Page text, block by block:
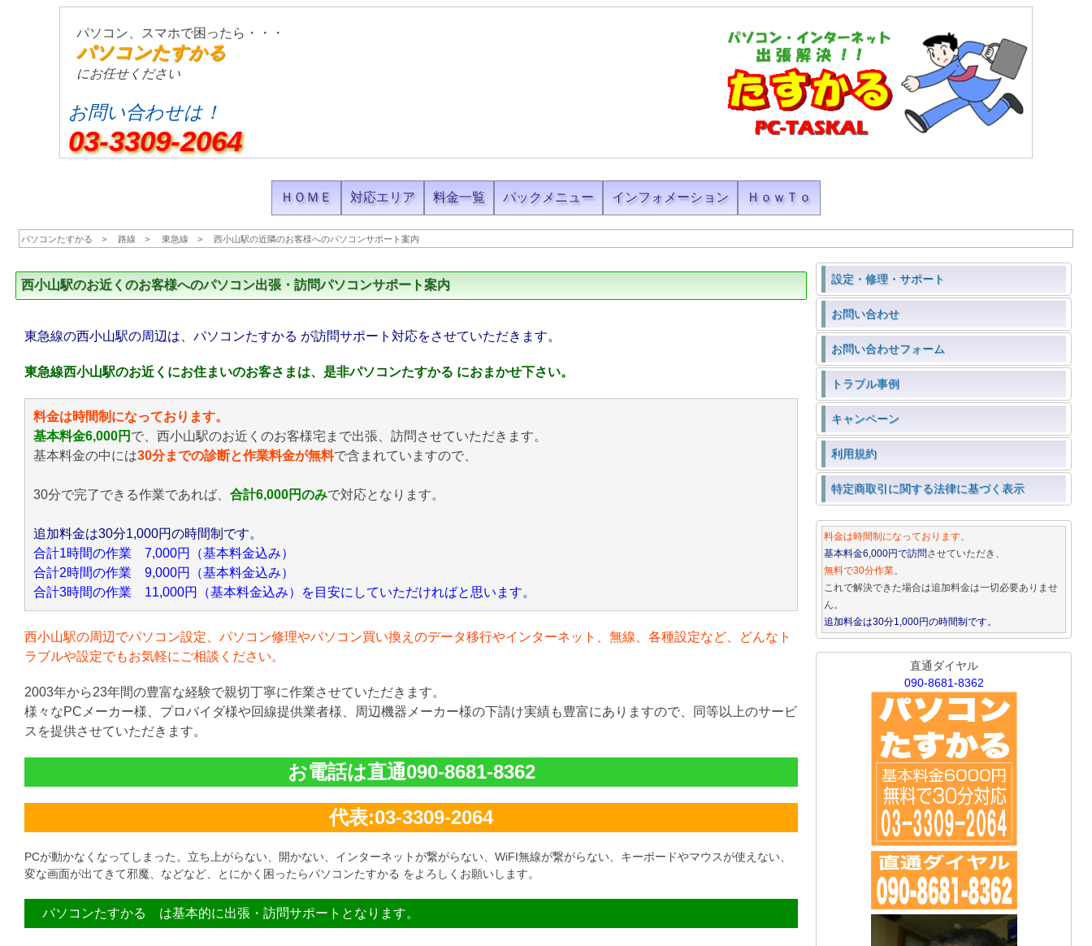
パソコン、スマホで困ったら・・・
パソコンたすかる
にお任せください
お問い合わせは！
03-3309-2064
ＨＯＭＥ 対応エリア 料金一覧 パックメニュー インフォメーション ＨｏｗＴｏ
パソコンたすかる 路線 東急線 西小山駅の近隣のお客様へのパソコンサポート案内
西小山駅のお近くのお客様へのパソコン出張・訪問パソコンサポート案内
東急線の西小山駅の周辺は、パソコンたすかる が訪問サポート対応をさせていただきます。
東急線西小山駅のお近くにお住まいのお客さまは、是非パソコンたすかる におまかせ下さい。
料金は時間制になっております。
基本料金6,000円 で、西小山駅のお近くのお客様宅まで出張、訪問させていただきます。
基本料金の中には30分までの診断と作業料金が無料で含まれていますので、
30分で完了できる作業であれば、 合計6,000円のみで対応となります。
追加料金は30分1,000円の時間制です。
合計1時間の作業 7,000円（基本料金込み）
合計2時間の作業 9,000円（基本料金込み）
合計3時間の作業 11,000円（基本料金込み）を目安にしていただければと思います。
西小山駅の周辺でパソコン設定、パソコン修理やパソコン買い換えのデータ移行やインターネット、無線、各種設定など、どんなト
ラブルや設定でもお気軽にご相談ください。
2003年から23年間の豊富な経験で親切丁寧に作業させていただきます。
様々なPCメーカー様、プロバイダ様や回線提供業者様、周辺機器メーカー様の下請け実績も豊富にありますので、同等以上のサービ
スを提供させていただきます。
お電話は直通090-8681-8362
代表:03-3309-2064
PCが動かなくなってしまった。立ち上がらない、開かない、インターネットが繋がらない、WiFI無線が繋がらない、キーボードやマウスが使えない、
変な画面が出てきて邪魔、などなど、とにかく困ったらパソコンたすかる をよろしくお願いします。
パソコンたすかる は基本的に出張・訪問サポートとなります。
設定・修理・サポート
お問い合わせ
お問い合わせフォーム
トラブル事例
キャンペーン
利用規約
特定商取引に関する法律に基づく表示
料金は時間制になっております。
基本料金6,000円で訪問させていただき、
無料で30分作業。
これで解決できた場合は追加料金は一切必要ありませ
ん。
追加料金は30分1,000円の時間制です。
直通ダイヤル
090-8681-8362